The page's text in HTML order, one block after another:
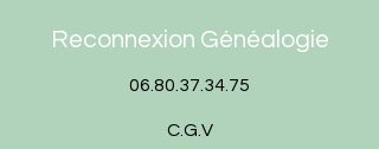
Reconnexion Généalogie
06.80.37.34.75
C.G.V